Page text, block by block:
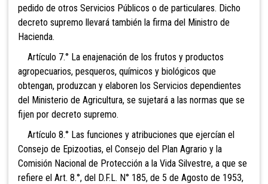
pedido de otros Servicios Públicos o de particulares. Dicho
decreto supremo llevará también la firma del Ministro de
Hacienda.
Artículo 7.° La enajenación de los frutos y productos
agropecuarios, pesqueros, químicos y biológicos que
obtengan, produzcan y elaboren los Servicios dependientes
del Ministerio de Agricultura, se sujetará a las normas que se
fijen por decreto supremo.
Artículo 8.° Las funciones y atribuciones que ejercían el
Consejo de Epizootias, el Consejo del Plan Agrario y la
Comisión Nacional de Protección a la Vida Silvestre, a que se
refiere el Art. 8.°, del D.F.L. N° 185, de 5 de Agosto de 1953,